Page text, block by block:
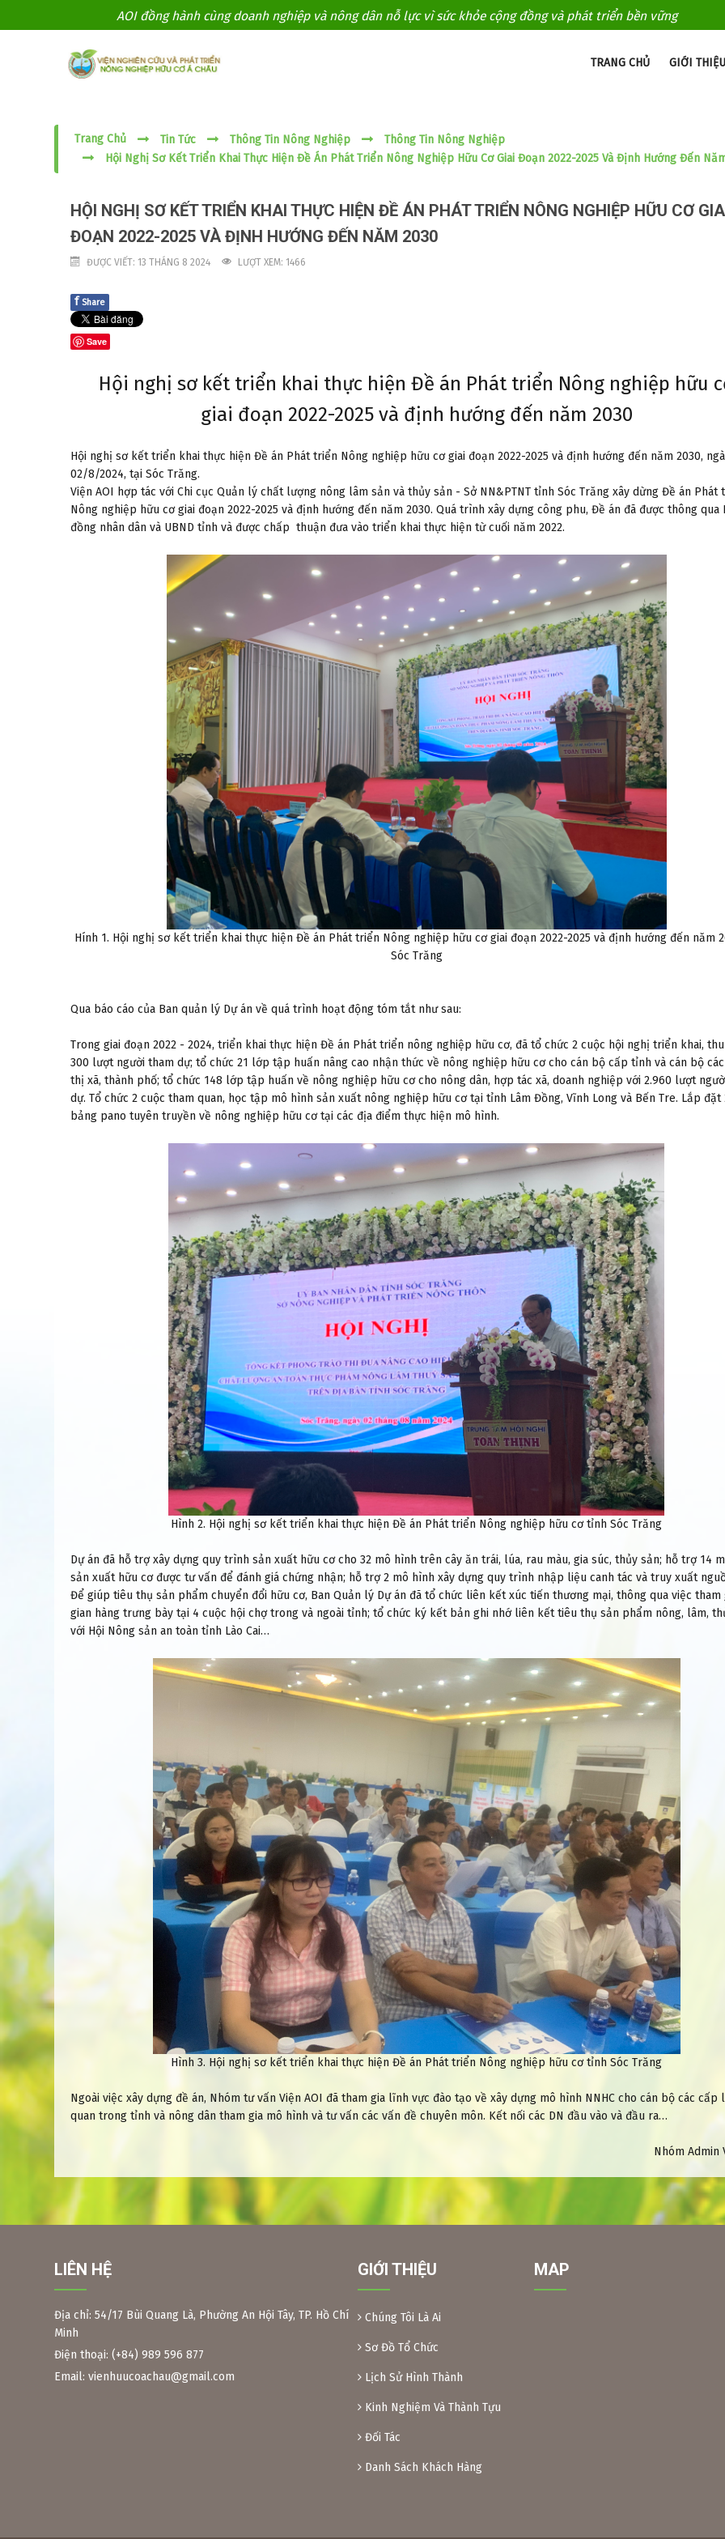
AOI đồng hành cùng doanh nghiệp và nông dân nỗ lực vì sức khỏe cộng đồng và phát triển bền vững
TRANG CHỦ GIỚI THIỆU
Trang Chủ Tin Tức Thông Tin Nông Nghiệp
Thông Tin Nông Nghiệp
Hội Nghị Sơ Kết Triển Khai Thực Hiện Đề Án Phát Triển Nông Nghiệp Hữu Cơ Giai Đoạn 2022-2025 Và Định Hướng Đến
HỘI NGHỊ SƠ KẾT TRIỂN KHAI THỰC HIỆN ĐỀ ÁN PHÁT TRIỂN NÔNG NGHIỆP HỮU CƠ
ĐOẠN 2022-2025 VÀ ĐỊNH HƯỚNG ĐẾN NĂM 2030
ĐƯỢC VIẾT: 13 THÁNG 8 2024 LƯỢT XEM: 1466
f Share
Save
Hội nghị sơ kết triển khai thực hiện Đề án Phát triển Nông nghiệp hữu
giai đoạn 2022-2025 và định hướng đến năm 2030
Hội nghị sơ kết triển khai thực hiện Đề án Phát triển Nông nghiệp hữu cơ giai đoạn 2022-2025 và định hướng đến năm 2030,
02/8/2024, tại Sóc Trăng.
Viện AOI hợp tác với Chi cục Quản lý chất lượng nông lâm sản và thủy sản - Sở NN&PTNT tỉnh Sóc Trăng xây dừng Đề án Phát
Nông nghiệp hữu cơ giai đoạn 2022-2025 và định hướng đến năm 2030. Quá trình xây dựng công phu, Đề án đã được thông qua
đồng nhân dân và UBND tỉnh và được chấp thuận đưa vào triển khai thực hiện từ cuối năm 2022.
Hính 1. Hội nghị sơ kết triển khai thực hiện Đề án Phát triển Nông nghiệp hữu cơ giai đoạn 2022-2025 và định hướng đến năm
Sóc Trăng
Qua báo cáo của Ban quản lý Dự án về quá trình hoạt động tóm tắt như sau:
Trong giai đoạn 2022 - 2024, triển khai thực hiện Đề án Phát triển nông nghiệp hữu cơ, đã tổ chức 2 cuộc hội nghị triển khai,
300 lượt người tham dự; tổ chức 21 lớp tập huấn nâng cao nhận thức về nông nghiệp hữu cơ cho cán bộ cấp tỉnh và cán bộ
thị xã, thành phố; tổ chức 148 lớp tập huấn về nông nghiệp hữu cơ cho nông dân, hợp tác xã, doanh nghiệp với 2.960 lượt
dự. Tổ chức 2 cuộc tham quan, học tập mô hình sản xuất nông nghiệp hữu cơ tại tỉnh Lâm Đồng, Vĩnh Long và Bến Tre. Lắp đặt
bảng pano tuyên truyền về nông nghiệp hữu cơ tại các địa điểm thực hiện mô hình.
Hình 2. Hội nghị sơ kết triển khai thực hiện Đề án Phát triển Nông nghiệp hữu cơ tỉnh Sóc Trăng
Dự án đã hỗ trợ xây dựng quy trình sản xuất hữu cơ cho 32 mô hình trên cây ăn trái, lúa, rau màu, gia súc, thủy sản; hỗ trợ 14
sản xuất hữu cơ được tư vấn để đánh giá chứng nhận; hỗ trợ 2 mô hình xây dựng quy trình nhập liệu canh tác và truy xuất
Để giúp tiêu thụ sản phẩm chuyển đổi hữu cơ, Ban Quản lý Dự án đã tổ chức liên kết xúc tiến thương mại, thông qua việc tham
gian hàng trưng bày tại 4 cuộc hội chợ trong và ngoài tỉnh; tổ chức ký kết bản ghi nhớ liên kết tiêu thụ sản phẩm nông, lâm,
với Hội Nông sản an toàn tỉnh Lào Cai…
Hình 3. Hội nghị sơ kết triển khai thực hiện Đề án Phát triển Nông nghiệp hữu cơ tỉnh Sóc Trăng
Ngoài việc xây dựng đề án, Nhóm tư vấn Viện AOI đã tham gia lĩnh vực đào tạo về xây dựng mô hình NNHC cho cán bộ các cấp
quan trong tỉnh và nông dân tham gia mô hình và tư vấn các vấn đề chuyên môn. Kết nối các DN đầu vào và đầu ra…
Nhóm Admin
LIÊN HỆ
Địa chỉ: 54/17 Bùi Quang Là, Phường An Hội Tây, TP. Hồ Chí
Minh
Điện thoại: (+84) 989 596 877
Email: vienhuucoachau@gmail.com
GIỚI THIỆU
Chúng Tôi Là Ai
Sơ Đồ Tổ Chức
Lịch Sử Hình Thành
Kinh Nghiệm Và Thành Tựu
Đối Tác
Danh Sách Khách Hàng
MAP